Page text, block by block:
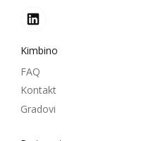
Kimbino
FAQ
Kontakt
Gradovi